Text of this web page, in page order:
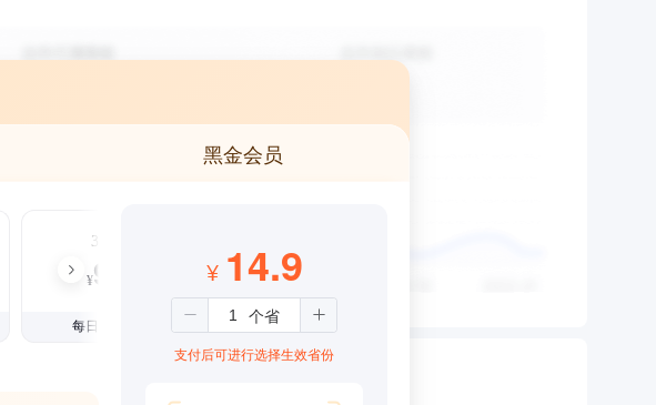
黑金会员
3个月
¥99
每日仅1.08元
¥ 14.9
支付后可进行选择生效省份